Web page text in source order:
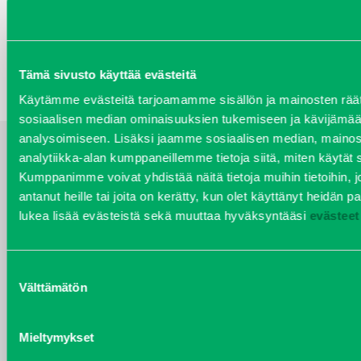
Tämä sivusto käyttää evästeitä
Käytämme evästeitä tarjoamamme sisällön ja mainosten
sosiaalisen median ominaisuuksien tukemiseen ja
analysoimiseen. Lisäksi jaamme sosiaalisen median,
analytiikka-alan kumppaneillemme tietoja siitä, miten käytät
Kumppanimme voivat yhdistää näitä tietoja muihin tietoihin,
antanut heille tai joita on kerätty, kun olet käyttänyt heidän
lukea lisää evästeistä sekä muuttaa hyväksyntääsievästeet
valinta
Välttämätön
Mieltymykset
YHTEYSTIEDOT